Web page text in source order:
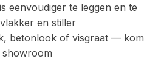
eenvoudiger te leggen en te
en stiller
betonlook of visgraat — kom
showroom